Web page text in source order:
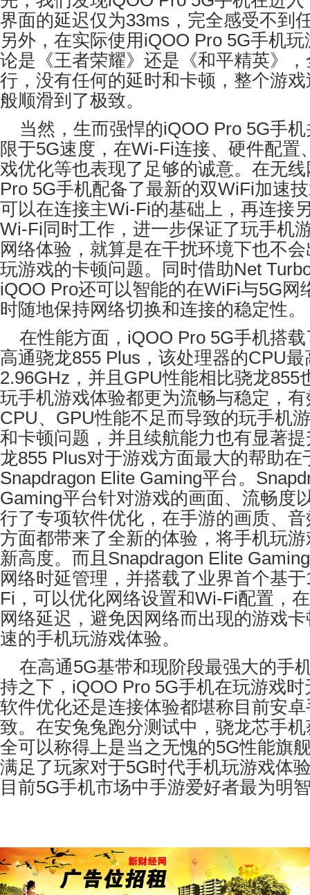
界面的延迟仅为33ms ，完全感受不到
另外，在实际使用iQOO Pro 5G手机玩
论是《王者荣耀》还是《和平精英》
行，没有任何的延时和卡顿，整个游
般顺滑到了极致。
当然，生而强悍的iQOO Pro 5G手
限于5G速度，在Wi-Fi连接、硬件配置
戏优化等也表现了足够的诚意。在无
Pro 5G手机配备了最新的双WiFi加速
可以在连接主Wi-Fi的基础上，再连接
Wi-Fi 同时工作，进一步保证了玩手机
网络体验，就算是在干扰环境下也不
玩游戏的卡顿问题。同时借助Net
iQOO Pro还可以智能的在WiFi与5G网
时随地保持网络切换和连接的稳定性。
在性能方面， iQOO Pro 5G手机搭
高通骁龙855 Plus ，该处理器的CPU最
2.96GHz ，并且GPU性能相比骁龙855
玩手机游戏体验都更为流畅与稳定，
CPU、 GPU性能不足而导致的玩手机
和卡顿问题，并且续航能力也有显著
龙855 Plus对于游戏方面最大的帮助在
Snapdragon Elite Gaming平台。
Gaming平台针对游戏的画面、流畅度
行了专项软件优化，在手游的画质、
方面都带来了全新的体验，将手机玩
新高度。而且Snapdragon Elite Gaming
网络时延管理，并搭载了业界首个基于
Fi ，可以优化网络设置和Wi-Fi配置，
网络延迟，避免因网络而出现的游戏
速的手机玩游戏体验。
在高通5G基带和现阶段最强大的手
持之下， iQOO Pro 5G手机在玩游戏
软件优化还是连接体验都堪称目前安
致。在安兔兔跑分测试中，骁龙芯手
全可以称得上是当之无愧的5G性能旗
满足了玩家对于5G时代手机玩游戏体
目前5G手机市场中手游爱好者最为明